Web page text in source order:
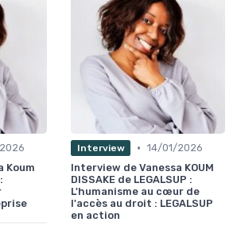
Koum
Interview • 14/01/2026
Interview de Vanessa KOUM
DISSAKE de LEGALSUP :
L'humanisme au cœur de
l'accès au droit : LEGALSUP
en action